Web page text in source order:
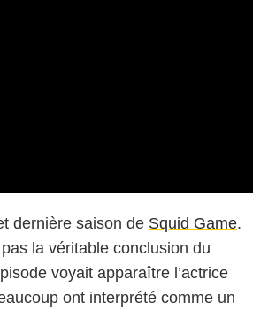
dernière saison de Squid Game.
la véritable conclusion du
voyait apparaître l’actrice
ont interprété comme un